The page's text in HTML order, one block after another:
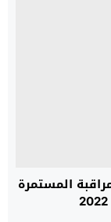
المستمرة